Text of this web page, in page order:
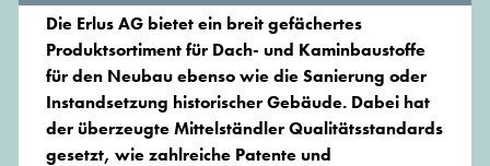
Die Erlus AG bietet ein breit gefächertes
Produktsortiment für Dach- und Kaminbaustoffe
für den Neubau ebenso wie die Sanierung oder
Instandsetzung historischer Gebäude. Dabei hat
der überzeugte Mittelständler Qualitätsstandards
gesetzt, wie zahlreiche Patente und